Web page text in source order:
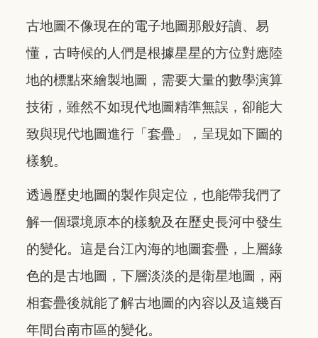
古地圖不像現在的電子地圖那般好讀、易
懂，古時候的人們是根據星星的方位對應陸
地的標點來繪製地圖，需要大量的數學演算
技術，雖然不如現代地圖精準無誤，卻能大
致與現代地圖進行「套疊」，呈現如下圖的
樣貌。
透過歷史地圖的製作與定位，也能帶我們了
解一個環境原本的樣貌及在歷史長河中發生
的變化。這是台江內海的地圖套疊，上層綠
色的是古地圖，下層淡淡的是衛星地圖，兩
相套疊後就能了解古地圖的內容以及這幾百
年間台南市區的變化。